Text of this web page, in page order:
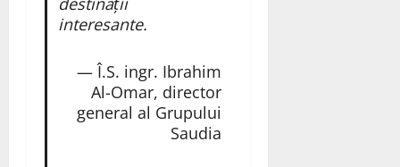
interesante.
— Î.S. ingr. Ibrahim
Al-Omar, director
general al Grupului
Saudia